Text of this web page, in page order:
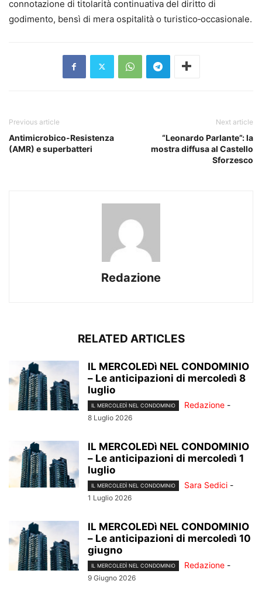
connotazione di titolarità continuativa del diritto di
godimento, bensì di mera ospitalità o turistico‑occasionale.
Previous article
Antimicrobico-Resistenza
(AMR) e superbatteri
Next article
“Leonardo Parlante”: la
mostra diffusa al Castello
Sforzesco
Redazione
RELATED ARTICLES
IL MERCOLEDì NEL CONDOMINIO
– Le anticipazioni di mercoledì 8
luglio
IL MERCOLEDÌ NEL CONDOMINIO Redazione -
8 Luglio 2026
IL MERCOLEDì NEL CONDOMINIO
– Le anticipazioni di mercoledì 1
luglio
IL MERCOLEDÌ NEL CONDOMINIO Sara Sedici -
1 Luglio 2026
IL MERCOLEDì NEL CONDOMINIO
– Le anticipazioni di mercoledì 10
giugno
IL MERCOLEDÌ NEL CONDOMINIO Redazione -
9 Giugno 2026